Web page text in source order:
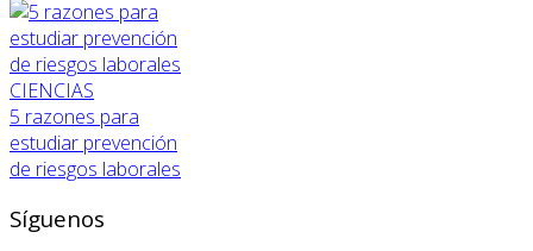
CIENCIAS
5 razones para
estudiar prevención
de riesgos laborales
Síguenos